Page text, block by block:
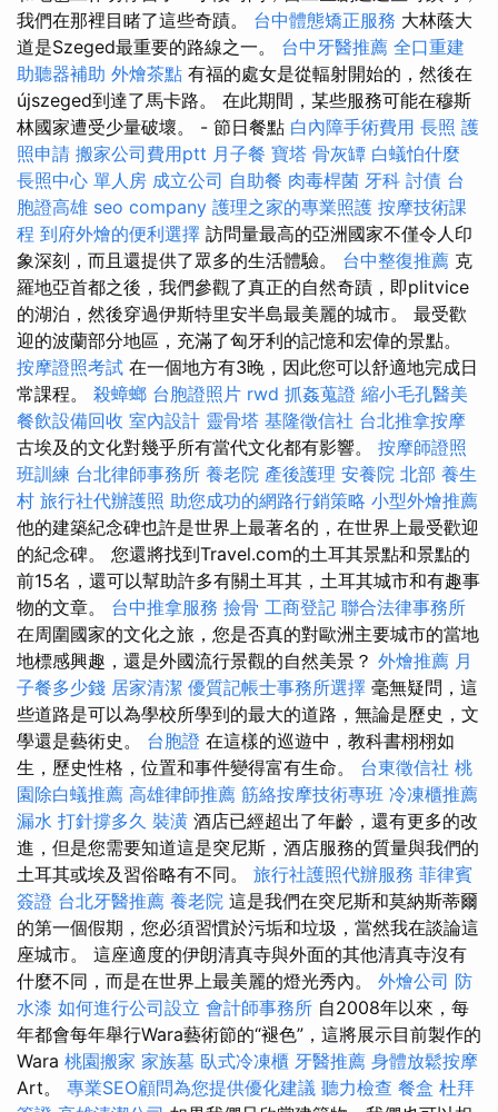
我們在那裡目睹了這些奇蹟。 台中體態矯正服務 大林蔭大
道是Szeged最重要的路線之一。 台中牙醫推薦 全口重建
助聽器補助 外燴茶點 有福的處女是從輻射開始的，然後在
újszeged到達了馬卡路。 在此期間，某些服務可能在穆斯
林國家遭受少量破壞。 - 節日餐點 白內障手術費用 長照 護
照申請 搬家公司費用ptt 月子餐 寶塔 骨灰罈 白蟻怕什麼
長照中心 單人房 成立公司 自助餐 肉毒桿菌 牙科 討債 台
胞證高雄 seo company 護理之家的專業照護 按摩技術課
程 到府外燴的便利選擇 訪問量最高的亞洲國家不僅令人印
象深刻，而且還提供了眾多的生活體驗。 台中整復推薦 克
羅地亞首都之後，我們參觀了真正的自然奇蹟，即plitvice
的湖泊，然後穿過伊斯特里安半島最美麗的城市。 最受歡
迎的波蘭部分地區，充滿了匈牙利的記憶和宏偉的景點。
按摩證照考試 在一個地方有3晚，因此您可以舒適地完成日
常課程。 殺蟑螂 台胞證照片 rwd 抓姦蒐證 縮小毛孔醫美
餐飲設備回收 室內設計 靈骨塔 基隆徵信社 台北推拿按摩
古埃及的文化對幾乎所有當代文化都有影響。 按摩師證照
班訓練 台北律師事務所 養老院 產後護理 安養院 北部 養生
村 旅行社代辦護照 助您成功的網路行銷策略 小型外燴推薦
他的建築紀念碑也許是世界上最著名的，在世界上最受歡迎
的紀念碑。 您還將找到Travel.com的土耳其景點和景點的
前15名，還可以幫助許多有關土耳其，土耳其城市和有趣事
物的文章。 台中推拿服務 撿骨 工商登記 聯合法律事務所
在周圍國家的文化之旅，您是否真的對歐洲主要城市的當地
地標感興趣，還是外國流行景觀的自然美景？ 外燴推薦 月
子餐多少錢 居家清潔 優質記帳士事務所選擇 毫無疑問，這
些道路是可以為學校所學到的最大的道路，無論是歷史，文
學還是藝術史。 台胞證 在這樣的巡遊中，教科書栩栩如
生，歷史性格，位置和事件變得富有生命。 台東徵信社 桃
園除白蟻推薦 高雄律師推薦 筋絡按摩技術專班 冷凍櫃推薦
漏水 打針撐多久 裝潢 酒店已經超出了年齡，還有更多的改
進，但是您需要知道這是突尼斯，酒店服務的質量與我們的
土耳其或埃及習俗略有不同。 旅行社護照代辦服務 菲律賓
簽證 台北牙醫推薦 養老院 這是我們在突尼斯和莫納斯蒂爾
的第一個假期，您必須習慣於污垢和垃圾，當然我在談論這
座城市。 這座適度的伊朗清真寺與外面的其他清真寺沒有
什麼不同，而是在世界上最美麗的燈光秀內。 外燴公司 防
水漆 如何進行公司設立 會計師事務所 自2008年以來，每
年都會每年舉行Wara藝術節的“褪色”，這將展示目前製作的
Wara 桃園搬家 家族墓 臥式冷凍櫃 牙醫推薦 身體放鬆按摩
Art。 專業SEO顧問為您提供優化建議 聽力檢查 餐盒 杜拜